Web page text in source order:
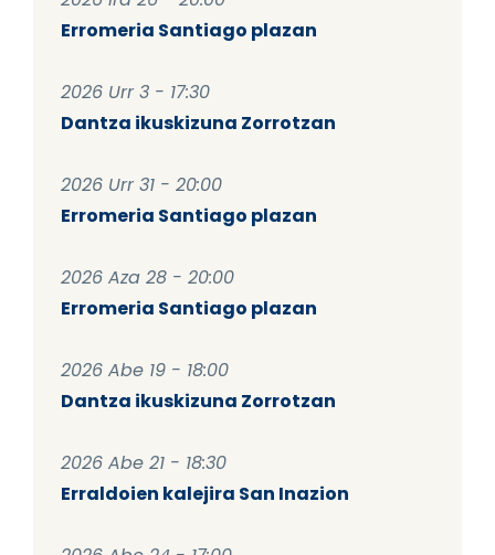
Erromeria Santiago plazan
2026 Urr 3 - 17:30
Dantza ikuskizuna Zorrotzan
2026 Urr 31 - 20:00
Erromeria Santiago plazan
2026 Aza 28 - 20:00
Erromeria Santiago plazan
2026 Abe 19 - 18:00
Dantza ikuskizuna Zorrotzan
2026 Abe 21 - 18:30
Erraldoien kalejira San Inazion